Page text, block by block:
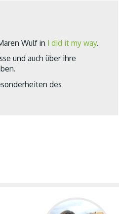
Wulf in I did it my way.
und auch über ihre
des